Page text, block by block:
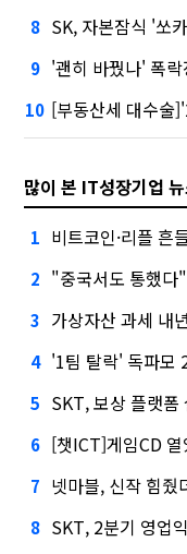
8 SK, 자본잠식 '쏘
9 '괜히 바꿨나' 폭락
10 [부동산세 대수술
많이 본 IT성장기업
1 비트코인·리플 흔
2 "중국서도 통했
3 가상자산 과세 내
4 '1팀 탈락' 독파모
5 SKT, 보상 플랫
6 [챗ICT]게임CD
7 넷마블, 신작 힘
8 SKT, 2분기 영업